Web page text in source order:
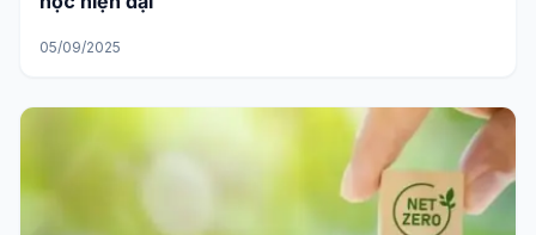
05/09/2025